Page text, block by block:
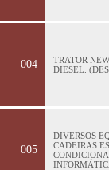
004
TRATOR
DIESEL.
005
DIVERSOS
CADEIRAS